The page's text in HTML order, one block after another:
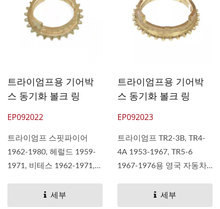
트라이엄프용 기어박
스 동기화 볼크 링
EP092022
트라이엄프 스핏파이어
1962-1980, 헤럴드 1959-
1971, 비테스 1962-1971,
세부
트라이엄프용 기어박
스 동기화 볼크 링
EP092023
트라이엄프 TR2-3B, TR4-
4A 1953-1967, TR5-6
1967-1976용 영국 자동차.
세부